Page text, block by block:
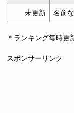
未更新 名前
＊ランキング毎時更
スポンサーリンク